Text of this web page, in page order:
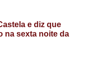
e diz que
na sexta noite da